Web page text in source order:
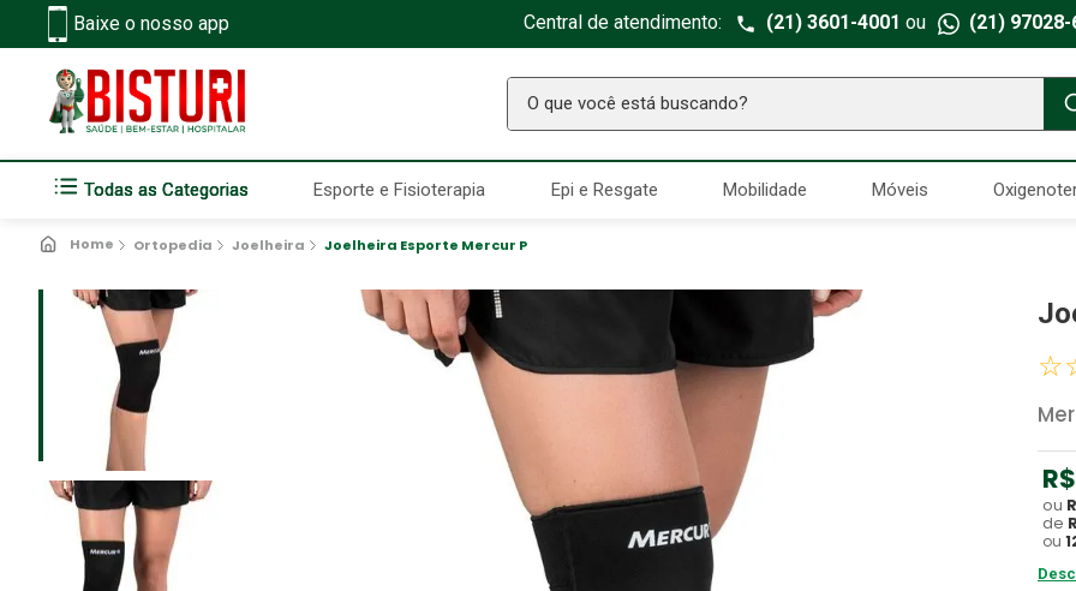
Baixe o nosso app Central de atendimento: (21) 3601-4001 ou (21) 97028-
O que você está buscando?
Todas as Categorias Esporte e Fisioterapia Epi e Resgate Mobilidade Móveis
Ortopedia Joelheira Joelheira Esporte Mercur P
☆
R$
ou
de
ou
TERMOS MAIS BUSCADOS
Seringa Insulina
3º
5º Estetoscopio Littmann
Aparelho Pressão
Absorvente Geriatrico
Gaze Esteril
9
10º